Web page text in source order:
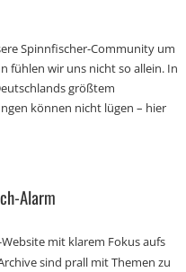
Spinnfischer-Community um
fühlen wir uns nicht so allein. In
größtem
können nicht lügen – hier
Alarm
mit klarem Fokus aufs
sind prall mit Themen zu